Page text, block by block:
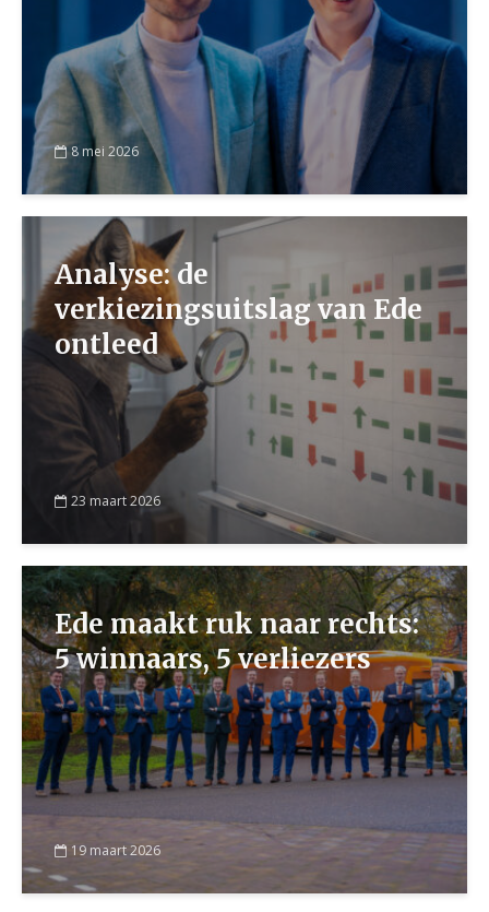
8 mei 2026
Analyse: de
verkiezingsuitslag van Ede
ontleed
23 maart 2026
Ede maakt ruk naar rechts:
5 winnaars, 5 verliezers
19 maart 2026